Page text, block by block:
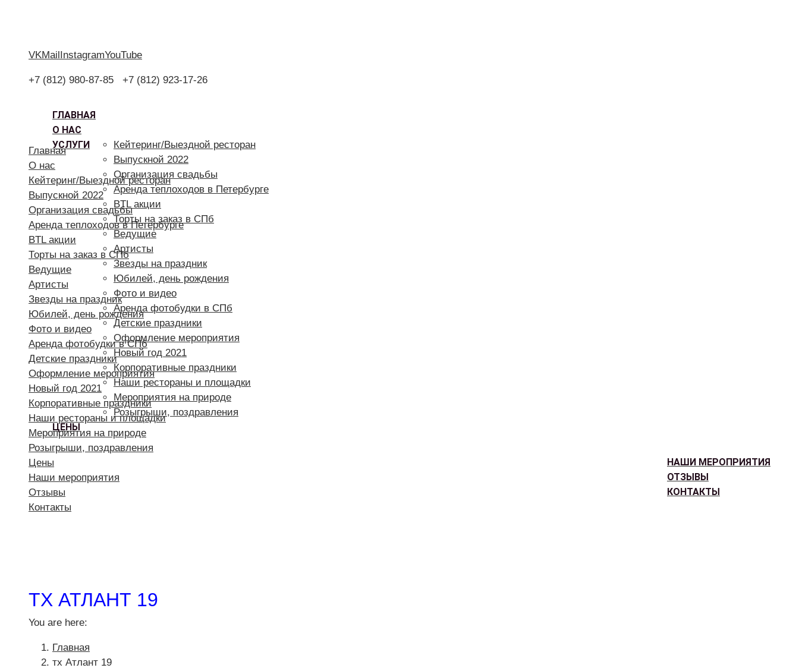
VKMailInstagramYouTube
+7 (812) 980-87-85 +7 (812) 923-17-26
ГЛАВНАЯ
О НАС
УСЛУГИ
Кейтеринг/Выездной ресторан
Выпускной 2022
Организация свадьбы
Аренда теплоходов в Петербурге
BTL акции
Торты на заказ в СПб
Ведущие
Артисты
Звезды на праздник
Юбилей, день рождения
Фото и видео
Аренда фотобудки в СПб
Детские праздники
Оформление мероприятия
Новый год 2021
Корпоративные праздники
Наши рестораны и площадки
Мероприятия на природе
Розыгрыши, поздравления
ЦЕНЫ
НАШИ МЕРОПРИЯТИЯ
ОТЗЫВЫ
КОНТАКТЫ
Главная
О нас
Кейтеринг/Выездной ресторан
Выпускной 2022
Организация свадьбы
Аренда теплоходов в Петербурге
BTL акции
Торты на заказ в СПб
Ведущие
Артисты
Звезды на праздник
Юбилей, день рождения
Фото и видео
Аренда фотобудки в СПб
Детские праздники
Оформление мероприятия
Новый год 2021
Корпоративные праздники
Наши рестораны и площадки
Мероприятия на природе
Розыгрыши, поздравления
Цены
Наши мероприятия
Отзывы
Контакты
ТХ АТЛАНТ 19
You are here:
Главная
тх Атлант 19